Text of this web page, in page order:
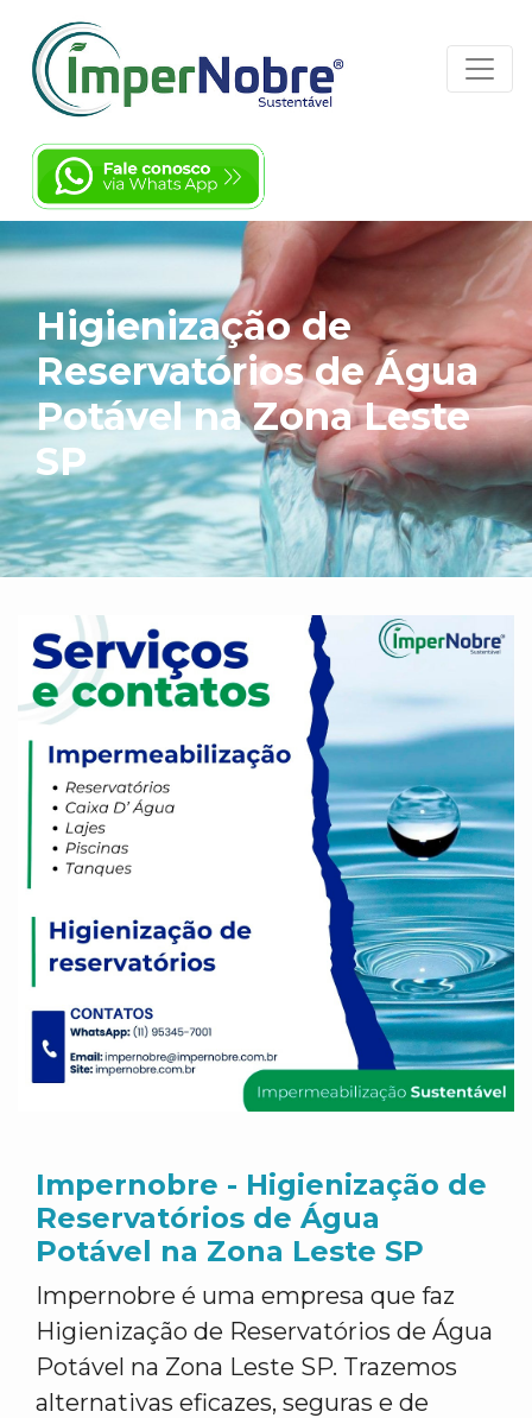
Higienização de
Reservatórios de Água
Potável na Zona Leste
SP
Impernobre - Higienização de
Reservatórios de Água
Potável na Zona Leste SP
Impernobre é uma empresa que faz
Higienização de Reservatórios de Água
Potável na Zona Leste SP. Trazemos
alternativas eficazes, seguras e de